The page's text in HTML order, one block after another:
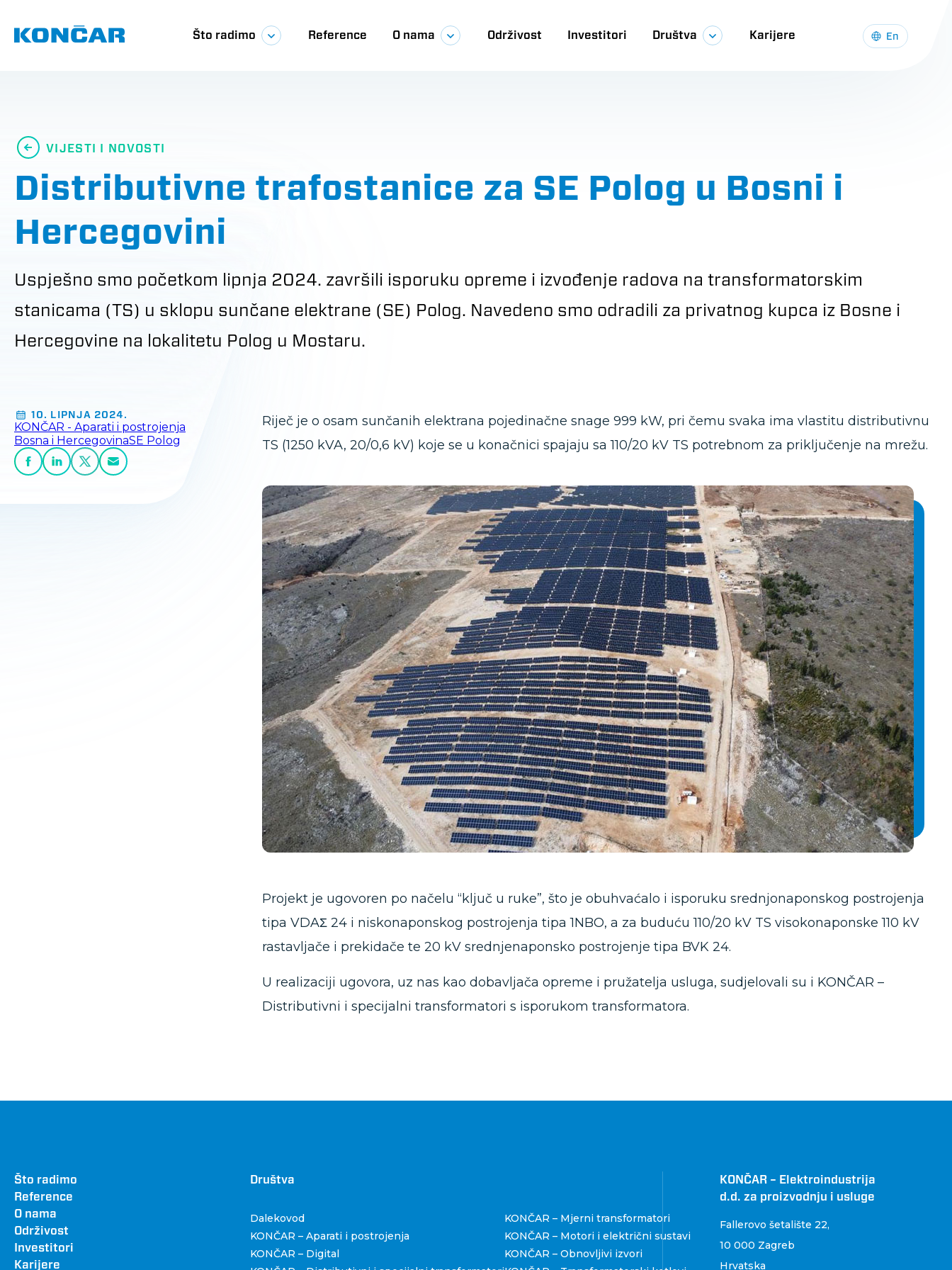
glavni
sadržaj
Glavna
Što radimo Reference O nama Održivost Investitori Društva Karijere En
VIJESTI I NOVOSTI
Distributivne trafostanice za SE Polog u Bosni i
Hercegovini
Uspješno smo početkom lipnja 2024. završili isporuku opreme i izvođenje radova na transformatorskim
stanicama (TS) u sklopu sunčane elektrane (SE) Polog. Navedeno smo odradili za privatnog kupca iz Bosne i
Hercegovine na lokalitetu Polog u Mostaru.
10. LIPNJA 2024.
KONČAR - Aparati i postrojenja
Bosna i HercegovinaSE Polog
Riječ je o osam sunčanih elektrana pojedinačne snage 999 kW, pri čemu svaka ima vlastitu distributivnu
TS (1250 kVA, 20/0,6 kV) koje se u konačnici spajaju sa 110/20 kV TS potrebnom za priključenje na mrežu.
Projekt je ugovoren po načelu “ključ u ruke”, što je obuhvaćalo i isporuku srednjonaponskog postrojenja
tipa VDAΣ 24 i niskonaponskog postrojenja tipa 1NBO, a za buduću 110/20 kV TS visokonaponske 110 kV
rastavljače i prekidače te 20 kV srednjenaponsko postrojenje tipa BVK 24.
U realizaciji ugovora, uz nas kao dobavljača opreme i pružatelja usluga, sudjelovali su i KONČAR –
Distributivni i specijalni transformatori s isporukom transformatora.
Footer
Što radimo
Reference
O nama
Održivost
Investitori
Karijere
Društva
Društva
Dalekovod
KONČAR – Aparati i postrojenja
KONČAR – Digital
KONČAR – Mjerni transformatori
KONČAR – Motori i električni sustavi
KONČAR – Obnovljivi izvori
KONČAR – Elektroindustrija
d.d. za proizvodnju i usluge
Fallerovo šetalište 22,
10 000 Zagreb
Hrvatska